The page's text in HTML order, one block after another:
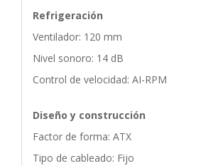
Refrigeración
Ventilador: 120 mm
Nivel sonoro: 14 dB
Control de velocidad: AI-RPM
Diseño y construcción
Factor de forma: ATX
Tipo de cableado: Fijo